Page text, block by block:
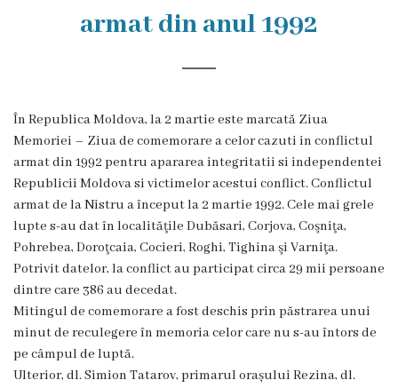
Primăria
audiență
Primarul
Aparatul
primăriei
Competențele
primarului
Dispozițiile
armat din anul 1992
În Republica Moldova, la 2 martie este marcată Ziua
Memoriei – Ziua de comemorare a celor cazuti in conflictul
armat din 1992 pentru apararea integritatii si independentei
Republicii Moldova si victimelor acestui conflict. Conflictul
armat de la Nistru a început la 2 martie 1992. Cele mai grele
lupte s-au dat în localităţile Dubăsari, Corjova, Coşniţa,
Pohrebea, Doroţcaia, Cocieri, Roghi, Tighina şi Varniţa.
Potrivit datelor, la conflict au participat circa 29 mii persoane
dintre care 386 au decedat.
Mitingul de comemorare a fost deschis prin păstrarea unui
minut de reculegere în memoria celor care nu s-au întors de
pe câmpul de luptă.
Ulterior, dl. Simion Tatarov, primarul orașului Rezina, dl.